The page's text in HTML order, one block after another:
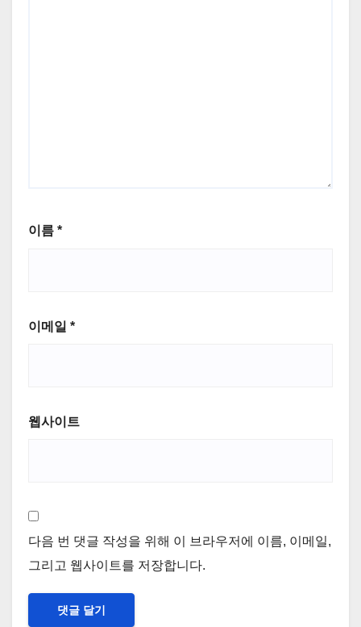
이름 *
이메일 *
웹사이트
다음 번 댓글 작성을 위해 이 브라우저에 이름, 이메일,
그리고 웹사이트를 저장합니다.